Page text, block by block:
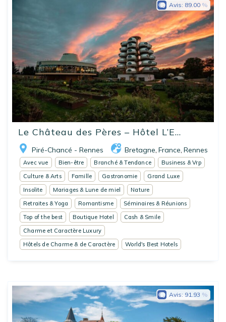
190
3
Le Château des Pères – Hôtel L’E...
Piré-Chancé - Rennes Bretagne France Rennes
Avis: 89.00
Avec vue Bien-être Branché & Tendance
Business & Vrp
Culture & Arts
Famille Gastronomie
Grand Luxe
Insolite
Mariages & Lune de miel
Nature
Retraites & Yoga
Romantisme
Séminaires & Réunions
Top of the best
Boutique Hotel
Cash & Smile
Charme et Caractère Luxury
Hôtels de Charme & de Caractère
World's Best Hotels
Avis: 91.93